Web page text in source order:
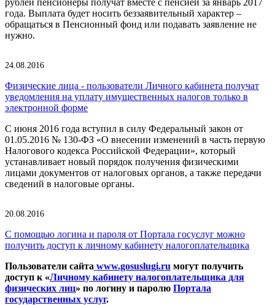
года. Выплата будет носить беззаявительный характер –
обращаться в Пенсионный фонд или подавать заявление не
нужно.
24.08.2016
Физические лица - пользователи Личного кабинета получат
уведомления на уплату имущественных налогов только в
электронной форме
С июня 2016 года вступил в силу Федеральный закон от
01.05.2016 № 130-ФЗ «О внесении изменений в часть первую
Налогового кодекса Российской Федерации», который
устанавливает новый порядок получения физическими
лицами документов от налоговых органов, а также передачи
сведений в налоговые органы.
20.08.2016
С помощью логина и пароля от Портала госуслуг можно
получить доступ к личному кабинету налогоплательщика
Пользователи сайта www.gosuslugi.ru могут получить
доступ к «Личному кабинету налогоплательщика для
физических лиц» по логину и паролю Портала
государственных услуг.